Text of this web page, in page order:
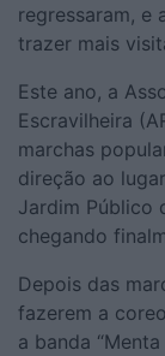
regressaram, e
trazer mais
Este ano, a
Escravilheira
marchas
direção ao
Jardim Público
chegando
Depois das
fazerem a
a banda